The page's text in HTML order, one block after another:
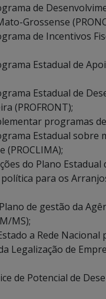
de
Grossense
de Incentivos
Estadual de
Estadual de
(PROFRONT);
programas
Estadual sobre
(PROCLIMA);
do Plano Estadual
para os
de gestão da
MS);
a Rede Nacional
Legalização de
de Potencial de